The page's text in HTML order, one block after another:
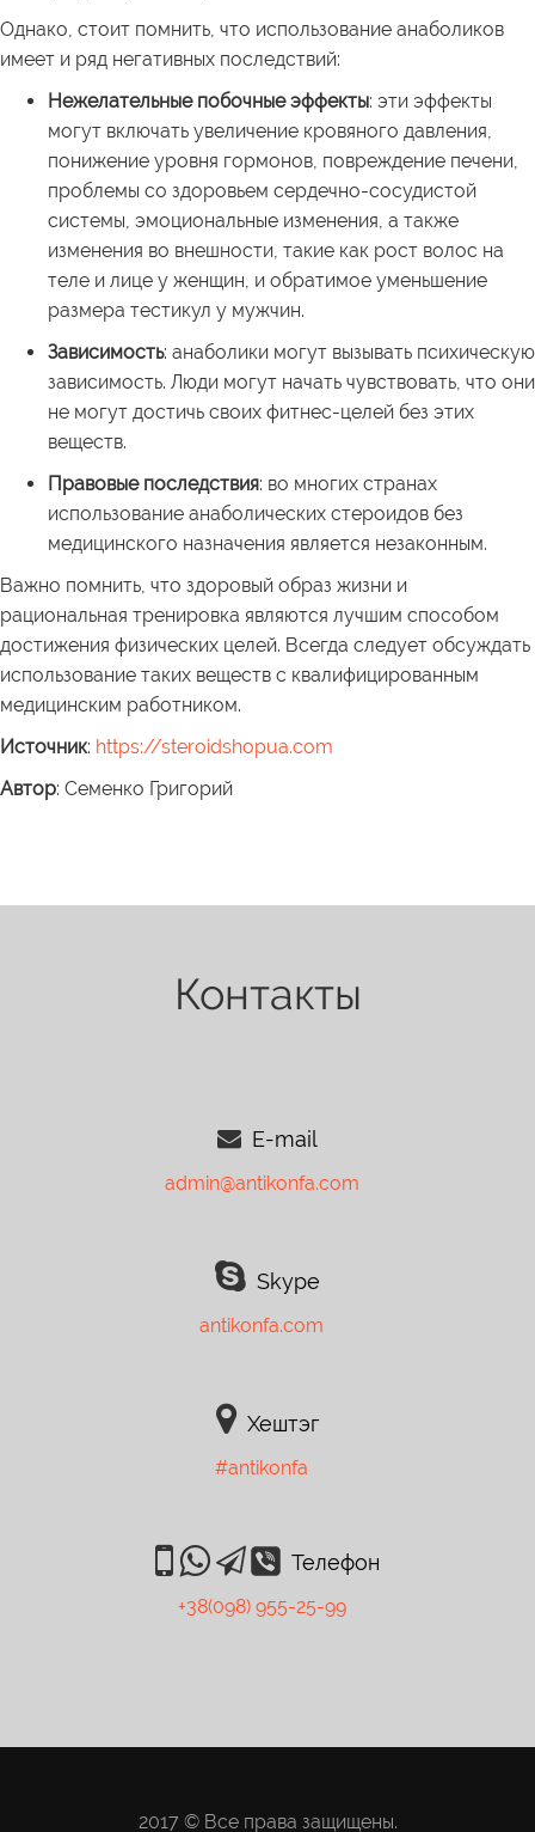
Однако, стоит помнить, что использование анаболиков
имеет и ряд негативных последствий:
Нежелательные побочные эффекты: эти эффекты
могут включать увеличение кровяного давления,
понижение уровня гормонов, повреждение печени,
проблемы со здоровьем сердечно-сосудистой
системы, эмоциональные изменения, а также
изменения во внешности, такие как рост волос на
теле и лице у женщин, и обратимое уменьшение
размера тестикул у мужчин.
Зависимость: анаболики могут вызывать психическую
зависимость. Люди могут начать чувствовать, что они
не могут достичь своих фитнес-целей без этих
веществ.
Правовые последствия: во многих странах
использование анаболических стероидов без
медицинского назначения является незаконным.
Важно помнить, что здоровый образ жизни и
рациональная тренировка являются лучшим способом
достижения физических целей. Всегда следует обсуждать
использование таких веществ с квалифицированным
медицинским работником.
Источник: https://steroidshopua.com
Автор: Семенко Григорий
Контакты
E-mail
admin@antikonfa.com
Skype
antikonfa.com
Хештэг
#antikonfa
Телефон
+38(098) 955-25-99
2017 © Все права защищены.